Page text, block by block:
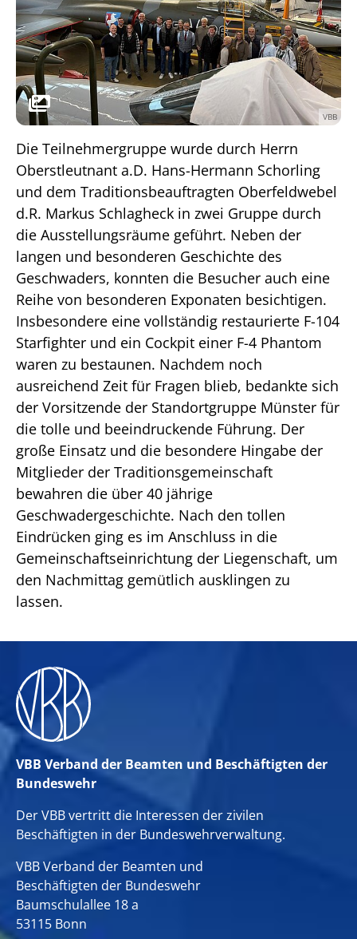
VBB
Die Teilnehmergruppe wurde durch Herrn
Oberstleutnant a.D. Hans-Hermann Schorling
und dem Traditionsbeauftragten Oberfeldwebel
d.R. Markus Schlagheck in zwei Gruppe durch
die Ausstellungsräume geführt. Neben der
langen und besonderen Geschichte des
Geschwaders, konnten die Besucher auch eine
Reihe von besonderen Exponaten besichtigen.
Insbesondere eine vollständig restaurierte F-104
Starfighter und ein Cockpit einer F-4 Phantom
waren zu bestaunen. Nachdem noch
ausreichend Zeit für Fragen blieb, bedankte sich
der Vorsitzende der Standortgruppe Münster für
die tolle und beeindruckende Führung. Der
große Einsatz und die besondere Hingabe der
Mitglieder der Traditionsgemeinschaft
bewahren die über 40 jährige
Geschwadergeschichte. Nach den tollen
Eindrücken ging es im Anschluss in die
Gemeinschaftseinrichtung der Liegenschaft, um
den Nachmittag gemütlich ausklingen zu
lassen.
VBB Verband der Beamten und Beschäftigten der
Bundeswehr
Der VBB vertritt die Interessen der zivilen
Beschäftigten in der Bundeswehrverwaltung.
VBB Verband der Beamten und
Beschäftigten der Bundeswehr
Baumschulallee 18 a
53115 Bonn